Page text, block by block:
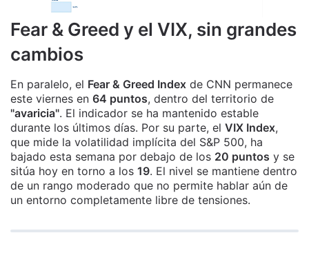
Fear & Greed y el VIX, sin grandes
cambios
En paralelo, el Fear & Greed Index de CNN permanece
este viernes en 64 puntos, dentro del territorio de
"avaricia". El indicador se ha mantenido estable
durante los últimos días. Por su parte, el VIX Index,
que mide la volatilidad implícita del S&P 500, ha
bajado esta semana por debajo de los 20 puntos y se
sitúa hoy en torno a los 19. El nivel se mantiene dentro
de un rango moderado que no permite hablar aún de
un entorno completamente libre de tensiones.